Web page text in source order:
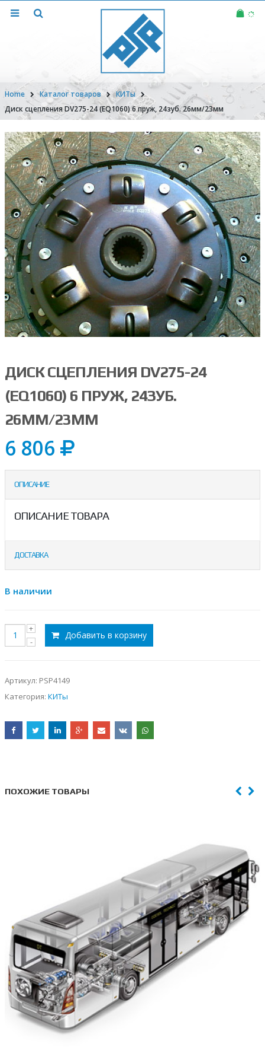
Home Каталог товаров
КИТы
Диск сцепления DV275-24 (EQ1060) 6 пруж, 24зуб. 26мм/23мм
ДИСК СЦЕПЛЕНИЯ DV275-24
(EQ1060) 6 ПРУЖ, 24ЗУБ.
26ММ/23ММ
6 806
ОПИСАНИЕ
ОПИСАНИЕ ТОВАРА
ДОСТАВКА
В наличии
Добавить в корзину
Артикул: PSP4149
Категория: КИТы
ПОХОЖИЕ ТОВАРЫ